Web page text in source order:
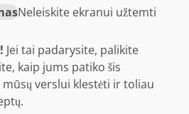
Neleiskite ekranui užtemti
Jei tai padarysite, palikite
kaip jums patiko šis
verslui klestėti ir toliau